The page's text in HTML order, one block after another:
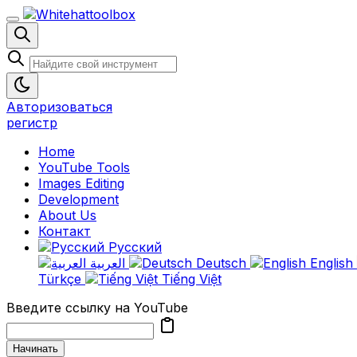
Авторизоваться
регистр
Home
YouTube Tools
Images Editing
Development
About Us
Контакт
Русский
Deutsch English
Türkçe
Tiếng Việt
Введите ссылку на YouTube
Начинать